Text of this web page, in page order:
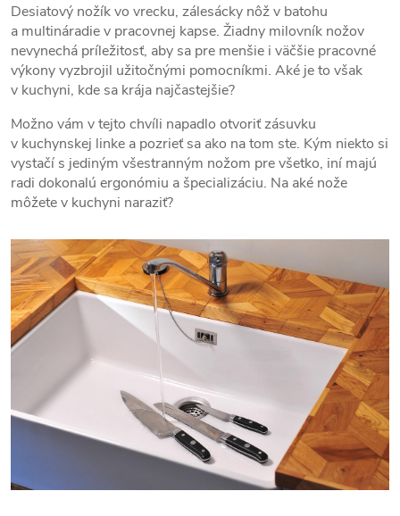
Desiatový nožík vo vrecku, zálesácky nôž v batohu
a multináradie v pracovnej kapse. Žiadny milovník nožov
nevynechá príležitosť, aby sa pre menšie i väčšie pracovné
výkony vyzbrojil užitočnými pomocníkmi. Aké je to však
v kuchyni, kde sa krája najčastejšie?
Možno vám v tejto chvíli napadlo otvoriť zásuvku
v kuchynskej linke a pozrieť sa ako na tom ste. Kým niekto si
vystačí s jediným všestranným nožom pre všetko, iní majú
radi dokonalú ergonómiu a špecializáciu. Na aké nože
môžete v kuchyni naraziť?